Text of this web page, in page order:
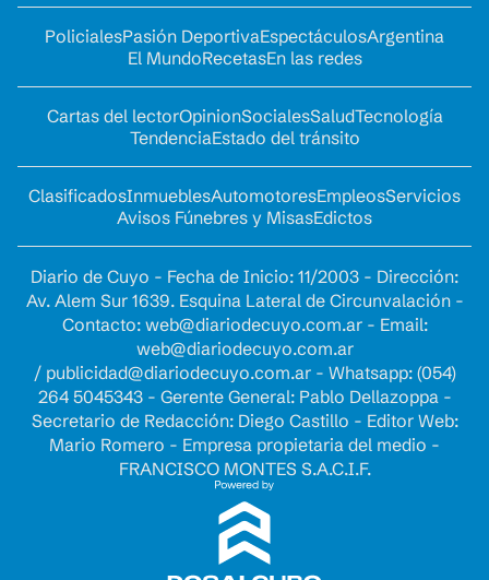
PolicialesPasión DeportivaEspectáculosArgentina
El MundoRecetasEn las redes
Cartas del lectorOpinionSocialesSaludTecnología
TendenciaEstado del tránsito
ClasificadosInmueblesAutomotoresEmpleosServicios
Avisos Fúnebres y MisasEdictos
Diario de Cuyo - Fecha de Inicio: 11/2003 - Dirección:
Av. Alem Sur 1639. Esquina Lateral de Circunvalación -
Contacto: web@diariodecuyo.com.ar- Email:
web@diariodecuyo.com.ar
/ publicidad@diariodecuyo.com.ar- Whatsapp: (054)
264 5045343 - Gerente General: Pablo Dellazoppa -
Secretario de Redacción: Diego Castillo - Editor Web:
Mario Romero - Empresa propietaria del medio -
FRANCISCO MONTES S.A.C.I.F.